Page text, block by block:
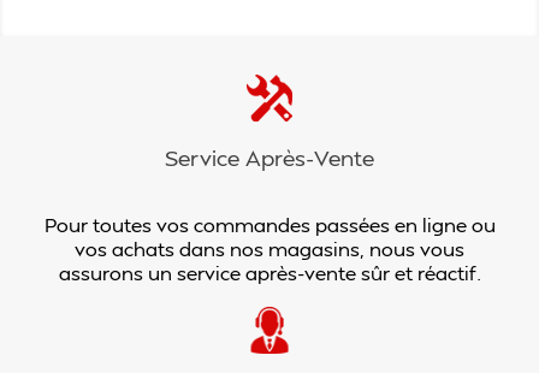
Service Après-Vente
Pour toutes vos commandes passées en ligne ou
vos achats dans nos magasins, nous vous
assurons un service après-vente sûr et réactif.